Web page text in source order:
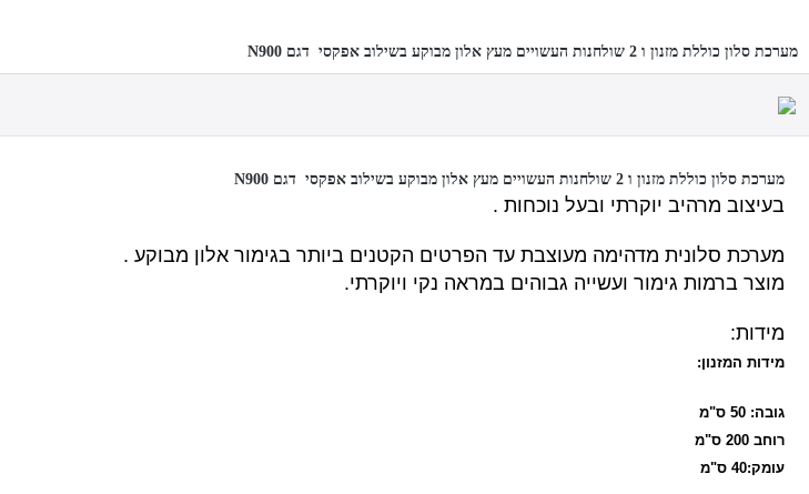
מערכת סלון כוללת מזנון ו 2 שולחנות העשויים מעץ אלון מבוקע בשילוב אפקסי דגם N900
מערכת סלון כוללת מזנון ו 2 שולחנות העשויים מעץ אלון מבוקע בשילוב אפקסי דגם N900
בעיצוב מרהיב יוקרתי ובעל נוכחות .
מערכת סלונית מדהימה מעוצבת עד הפרטים הקטנים ביותר בגימור אלון מבוקע .
מוצר ברמות גימור ועשייה גבוהים במראה נקי ויוקרתי.
מידות:
מידות המזנון:
גובה: 50 ס"מ
רוחב 200 ס"מ
עומק:40 ס"מ